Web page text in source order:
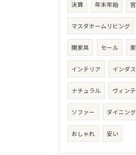
決算 年末年始
マスダホームリビング
関家具 セール
インテリア インダ
ナチュラル ヴィン
ソファー ダイニング
おしゃれ 安い